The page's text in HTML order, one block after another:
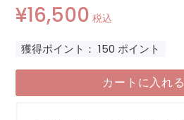
¥16,500 税込
獲得ポイント： 150 ポイント
カートに入れる